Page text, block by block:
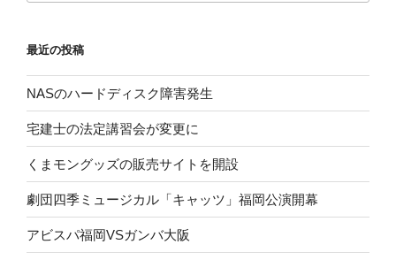
最近の投稿
NASのハードディスク障害発生
宅建士の法定講習会が変更に
くまモングッズの販売サイトを開設
劇団四季ミュージカル「キャッツ」福岡公演開幕
アビスパ福岡VSガンバ大阪